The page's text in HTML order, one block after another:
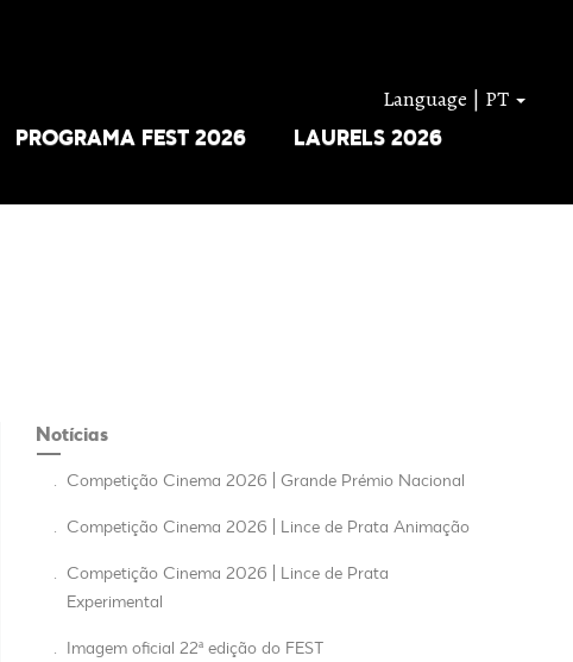
PROGRAMA FEST 2026
LAURELS 2026
Language | PT
Notícias
. Competição Cinema 2026 | Grande Prémio Nacional
. Competição Cinema 2026 | Lince de Prata Animação
.
Competição Cinema 2026 | Lince de Prata
Experimental
. Imagem oficial 22ª edição do FEST